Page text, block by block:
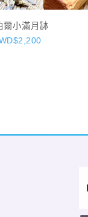
爾小滿月缽